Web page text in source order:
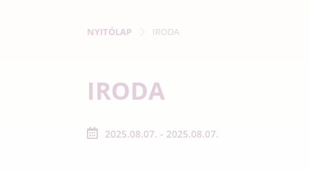
NYITÓLAP IRODA
IRODA
2025.08.07. - 2025.08.07.